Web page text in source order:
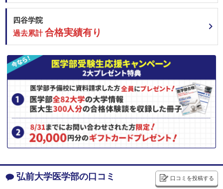
2月8日
三重大学 学校推薦型選抜
大阪大学 推薦（学校型推薦選抜）
大阪公立大学 総合型選抜
大阪公立大学 学校推薦型選抜
神戸大学 総合型選抜
神戸大学 推薦（学校型推薦選抜）
徳島大学 学校型推薦選抜Ⅱ
埼玉医科大学 一般前期
近畿大学 地域枠入試【一般前期型】（大阪府）
近畿大学 地域枠入試【一般前期型】（和歌山県）
近畿大学 地域枠入試【一般前期型】（静岡県）
近畿大学 一般（前期）
産業医科大学 A方式
産業医科大学 B方式
階評 価とする。 （日本留学試験） 受験を要する科目の合計点を 5 段階評価
文） 課題についての自分の考えを明確に論述しているかどうかを日本語
能力も含め， 総合的に採点評価する。 （面 接） 医学への関心，意欲，
適性等を評価する。
四谷学院
過去累計合格実績有り
弘前大学医学部の口コミ 口コミを投稿する